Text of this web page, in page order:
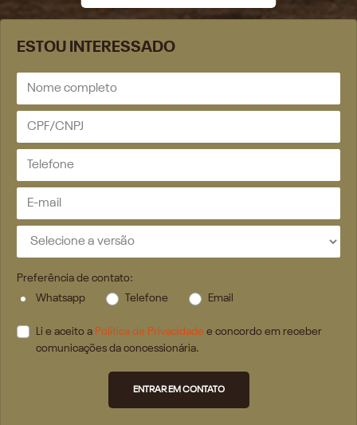
ESTOU INTERESSADO
Preferência de contato:
Whatsapp
Telefone Email
Li e aceito a Política de Privacidade e concordo em receber
comunicações da concessionária.
ENTRAR EM CONTATO